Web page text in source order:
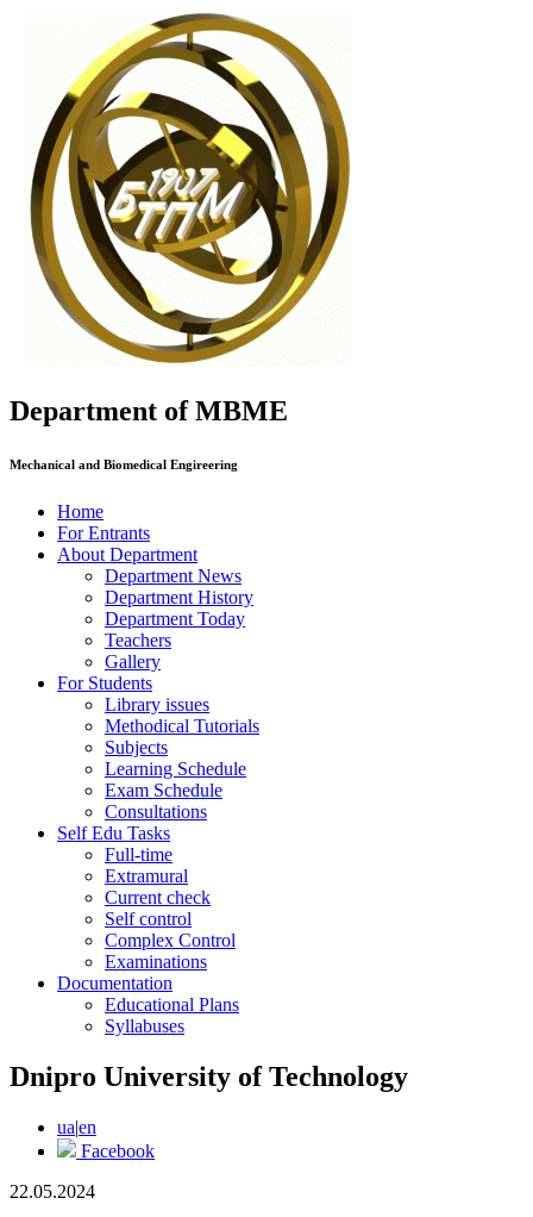
Department of MBME
Mechanical and Biomedical Engireering
Home
For Entrants
About Department
Department News
Department History
Department Today
Teachers
Gallery
For Students
Library issues
Methodical Tutorials
Subjects
Learning Schedule
Exam Schedule
Consultations
Self Edu Tasks
Full-time
Extramural
Current check
Self control
Complex Control
Examinations
Documentation
Educational Plans
Syllabuses
Dnipro University of Technology
ua|en
Facebook
22.05.2024